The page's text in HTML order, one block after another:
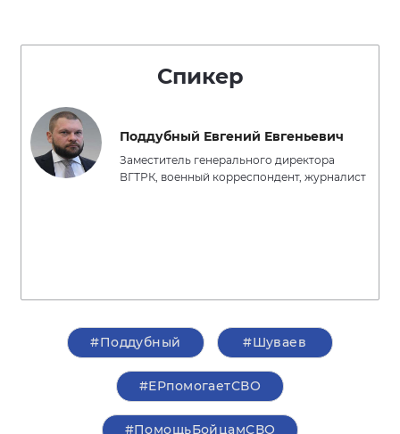
Спикер
Поддубный Евгений Евгеньевич
Заместитель генерального директора
ВГТРК, военный корреспондент, журналист
#Поддубный #Шуваев
#ЕРпомогаетСВО
#ПомощьБойцамСВО